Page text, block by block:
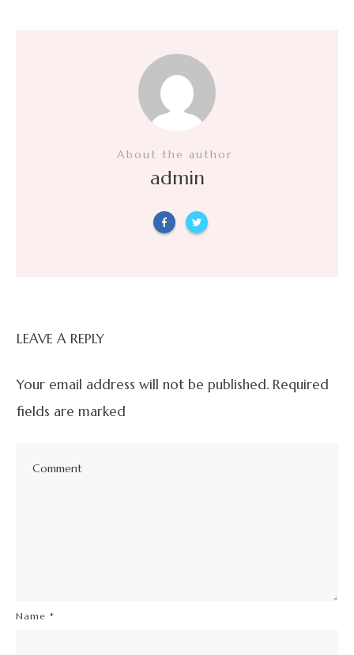
About the author
admin
LEAVE A REPLY
Your email address will not be published. Required
fields are marked
Name *